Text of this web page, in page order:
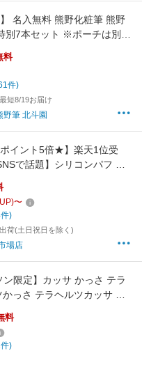
】 名入無料 熊野化粧筆 熊野
別7本セット ※ポーチは別
化粧筆 プレゼント メイクブ
ラシ 日本製 就職 ギフト 天
料 49%OFF
料
件)
短8/19お届け
野筆 北斗園
イント5倍★】楽天1位受
で話題】シリコンパフ パ
フ 5枚セット 1つずつケー
い分け 円形 水滴形 透明 衛
パ抜群 化粧下地 日焼け止め
典付き
〜
)
荷(土日祝日を除く)
場店
ン限定】カッサ かっさ テラ
っさ テラヘルツカッサ の
ージ 頭 かっさプレート 天
顔器 ローラー フェイスライ
サージ ボディ カッサプレー
容 美肌
料
)